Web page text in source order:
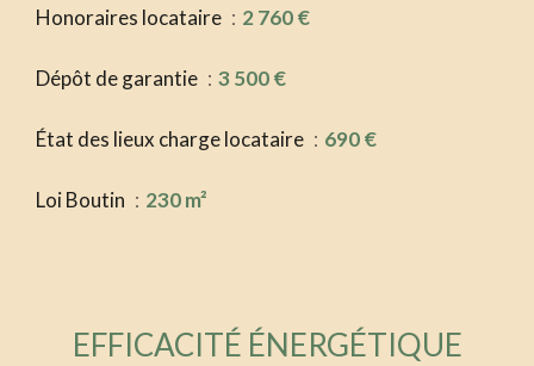
Honoraires locataire 2 760 €
Dépôt de garantie 3 500 €
État des lieux charge locataire 690 €
Loi Boutin 230 m²
EFFICACITÉ ÉNERGÉTIQUE